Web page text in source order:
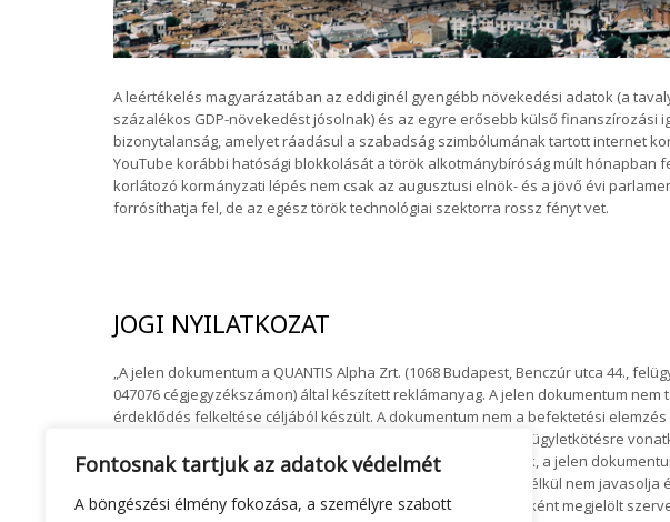
Fontosnak tartjuk az adatok védelmét
A böngészési élmény fokozása, a személyre szabott
A leértékelés magyarázatában az eddiginél gyengébb növekedési adatok (a
százalékos GDP-növekedést jósolnak) és az egyre erősebb külső finanszírozási
bizonytalanság, amelyet ráadásul a szabadság szimbólumának tartott internet
YouTube korábbi hatósági blokkolását a török alkotmánybíróság múlt hónapban
korlátozó kormányzati lépés nem csak az augusztusi elnök- és a jövő évi
forrósíthatja fel, de az egész török technológiai szektorra rossz fényt vet.
JOGI NYILATKOZAT
„A jelen dokumentum a QUANTIS Alpha Zrt. (1068 Budapest, Benczúr utca 44.,
047076 cégjegyzékszámon) által készített reklámanyag. A jelen dokumentum
érdeklődés felkeltése céljából készült. A dokumentum nem a befektetési
rá a befektetési elemzés terjesztését, közzétételét megelőző ügyletkötésre
szervezetek felelősek. A befektetések kockázatosak lehetnek, a jelen
Társaságunk az adatok felhasználását szakértő támogatás nélkül nem
tartalom felhasználásához társaságunk, illetve az adatforrásként megjelölt